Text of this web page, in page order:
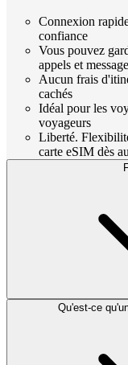
Connexion
confiance
Vous pouvez
appels et
Aucun frais
cachés
Idéal pour les
voyageurs
Liberté.
carte eSIM dès
Qu'est-ce